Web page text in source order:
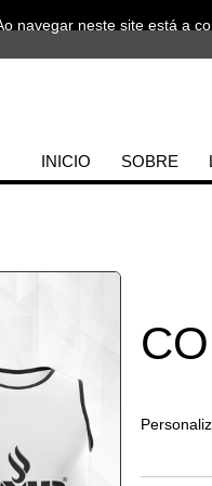
INICIO SOBRE
navegar neste site está a